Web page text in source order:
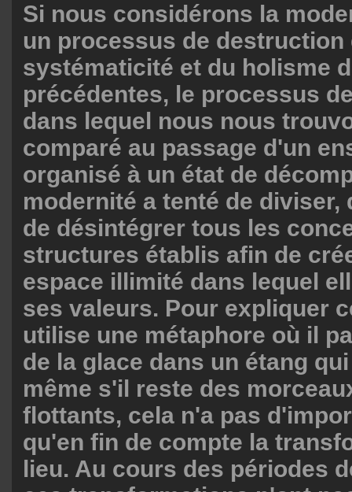
Si nous considérons la
un processus de destruction
systématicité et du holisme
précédentes, le processus
dans lequel nous nous
comparé au passage d'un
organisé à un état de
modernité a tenté de diviser,
de désintégrer tous les
structures établis afin de
espace illimité dans lequel
ses valeurs. Pour expliquer
utilise une métaphore où il
de la glace dans un étang
même s'il reste des
flottants, cela n'a pas
qu'en fin de compte la
lieu. Au cours des périodes